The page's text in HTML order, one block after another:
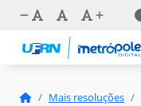
Mais resoluções